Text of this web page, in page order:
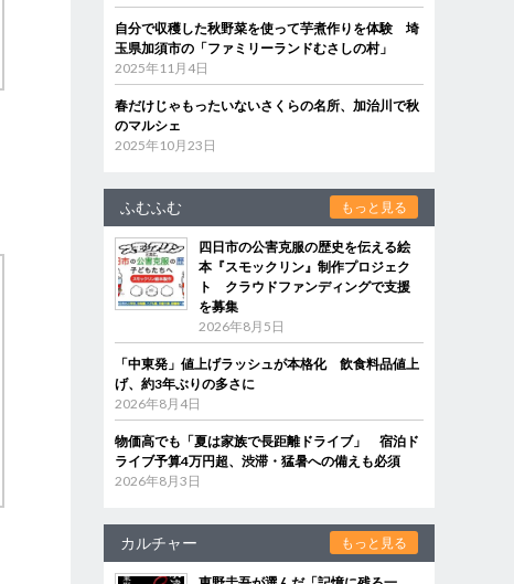
自分で収穫した秋野菜を使って芋煮作りを体験 埼
玉県加須市の「ファミリーランドむさしの村」
2025年11月4日
春だけじゃもったいないさくらの名所、加治川で秋
のマルシェ
2025年10月23日
ふむふむ もっと見る
四日市の公害克服の歴史を伝える絵
本『スモックリン』制作プロジェク
ト クラウドファンディングで支援
を募集
2026年8月5日
「中東発」値上げラッシュが本格化 飲食料品値上
げ、約3年ぶりの多さに
2026年8月4日
物価高でも「夏は家族で長距離ドライブ」 宿泊ド
ライブ予算4万円超、渋滞・猛暑への備えも必須
2026年8月3日
カルチャー もっと見る